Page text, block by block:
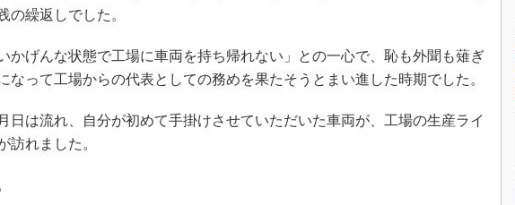
の繰返しでした。
かげんな状態で工場に車両を持ち帰れない」との一心で、恥も外聞も薙ぎ
なって工場からの代表としての務めを果たそうとまい進した時期でした。
日は流れ、自分が初めて手掛けさせていただいた車両が、工場の生産ライ
訪れました。